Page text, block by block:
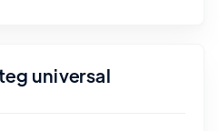
universal